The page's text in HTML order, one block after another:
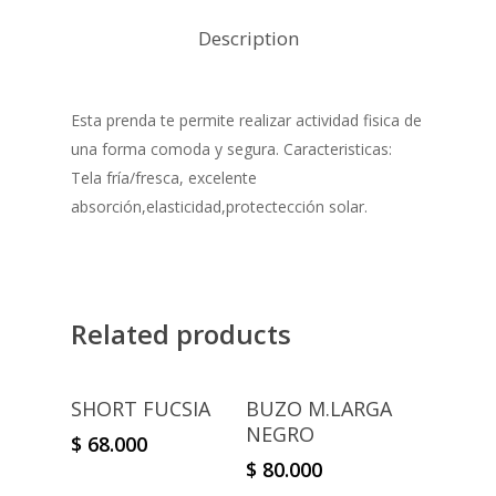
Description
Esta prenda te permite realizar actividad fisica de
una forma comoda y segura. Caracteristicas:
Tela fría/fresca, excelente
absorción,elasticidad,protectección solar.
Related products
Select Options
SHORT FUCSIA
$ 68.000
Select Options
BUZO M.LARGA
NEGRO
$ 80.000